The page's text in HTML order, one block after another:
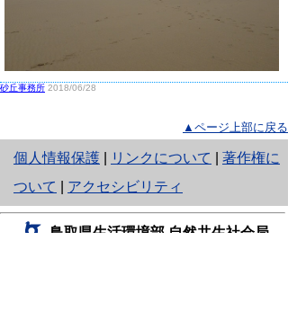
砂丘事務所 2018/06/28
▲ページ上部に戻る
個人情報保護
と
り
ネ
リンクについて
著作権に
ついて
アクセシビリティ
鳥取県生活環境部 自然共生社会局